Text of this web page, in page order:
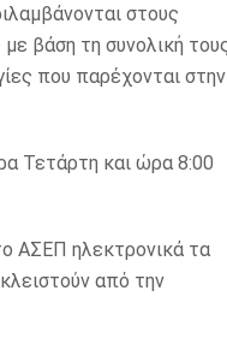
στους
βάση τη συνολική
που παρέχονται στην
Τετάρτη και ώρα 8:00
ΑΣΕΠ ηλεκτρονικά τα
από την